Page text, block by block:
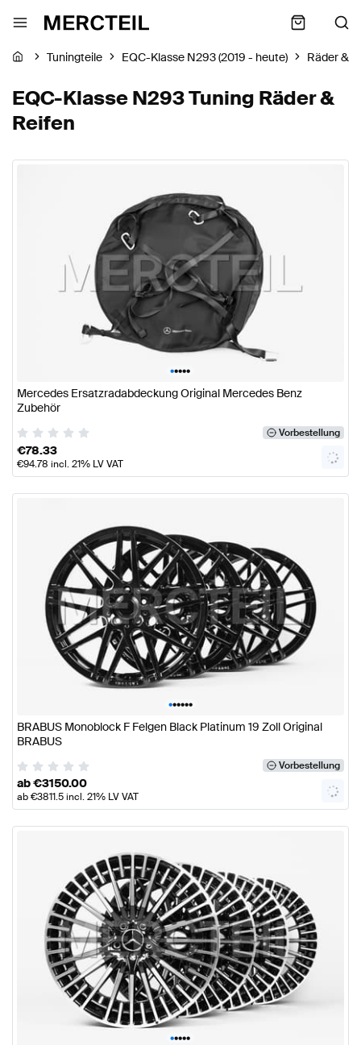
Tuningteile EQC-Klasse N293 (2019 - heute) Räder &
EQC-Klasse N293 Tuning Räder &
Reifen
•••••
Mercedes Ersatzradabdeckung Original Mercedes Benz
Zubehör
Vorbestellung
€78.33
€94.78 incl. 21% LV VAT
••••••
BRABUS Monoblock F Felgen Black Platinum 19 Zoll Original
BRABUS
Vorbestellung
ab€3150.00
ab€3811.5incl. 21% LV VAT
•••••